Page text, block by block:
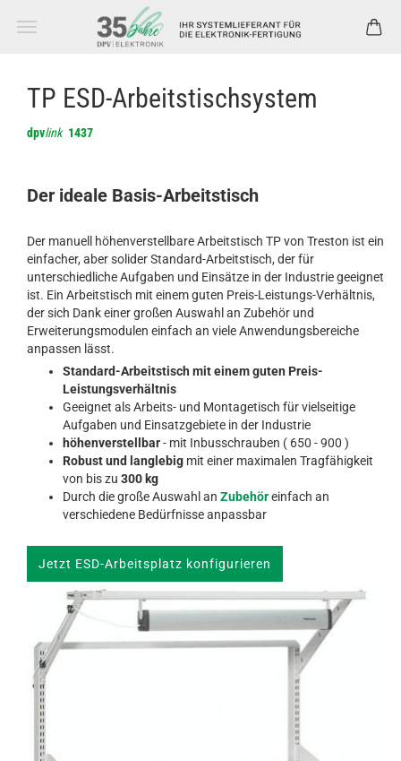
TP ESD-Arbeitstischsystem
dpvlink 1437
Der ideale Basis-Arbeitstisch
Der manuell höhenverstellbare Arbeitstisch TP von Treston ist ein
einfacher, aber solider Standard-Arbeitstisch, der für
unterschiedliche Aufgaben und Einsätze in der Industrie geeignet
ist. Ein Arbeitstisch mit einem guten Preis-Leistungs-Verhältnis,
der sich Dank einer großen Auswahl an Zubehör und
Erweiterungsmodulen einfach an viele Anwendungsbereiche
anpassen lässt.
Standard-Arbeitstisch mit einem guten Preis-
Leistungsverhältnis
Geeignet als Arbeits- und Montagetisch für vielseitige
Aufgaben und Einsatzgebiete in der Industrie
höhenverstellbar- mit Inbusschrauben ( 650 - 900 )
Robust und langlebig mit einer maximalen Tragfähigkeit
von bis zu 300 kg
Durch die große Auswahl an Zubehöreinfach an
verschiedene Bedürfnisse anpassbar
Jetzt ESD-Arbeitsplatz konfigurieren